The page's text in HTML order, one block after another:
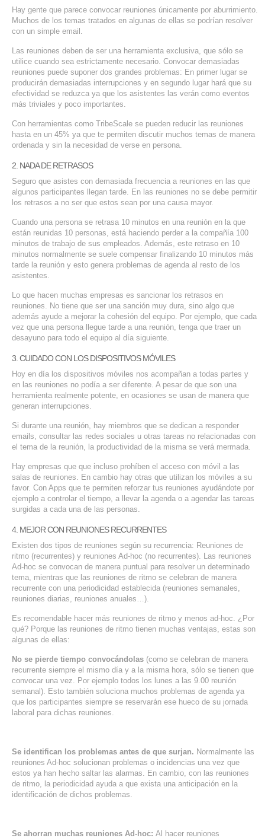
EMAIL MARKETING
SERVICIOS DE TI
ASESORÍA TECNOLÓGICA
TRANSFORMACIÓN DIGITAL
PORTAFOLIO
BLOG
Hay gente que parece convocar reuniones únicamente por aburrimiento.
Muchos de los temas tratados en algunas de ellas se podrían resolver
con un simple email.
Las reuniones deben de ser una herramienta exclusiva, que sólo se
utilice cuando sea estrictamente necesario. Convocar demasiadas
reuniones puede suponer dos grandes problemas: En primer lugar se
producirán demasiadas interrupciones y en segundo lugar hará que su
efectividad se reduzca ya que los asistentes las verán como eventos
más triviales y poco importantes.
Con herramientas como TribeScale se pueden reducir las reuniones
hasta en un 45% ya que te permiten discutir muchos temas de manera
ordenada y sin la necesidad de verse en persona.
2. NADA DE RETRASOS
Seguro que asistes con demasiada frecuencia a reuniones en las que
algunos participantes llegan tarde. En las reuniones no se debe permitir
los retrasos a no ser que estos sean por una causa mayor.
Cuando una persona se retrasa 10 minutos en una reunión en la que
están reunidas 10 personas, está haciendo perder a la compañía 100
minutos de trabajo de sus empleados. Además, este retraso en 10
minutos normalmente se suele compensar finalizando 10 minutos más
tarde la reunión y esto genera problemas de agenda al resto de los
asistentes.
Lo que hacen muchas empresas es sancionar los retrasos en
reuniones. No tiene que ser una sanción muy dura, sino algo que
además ayude a mejorar la cohesión del equipo. Por ejemplo, que cada
vez que una persona llegue tarde a una reunión, tenga que traer un
desayuno para todo el equipo al día siguiente.
3. CUIDADO CON LOS DISPOSITIVOS MÓVILES
Hoy en día los dispositivos móviles nos acompañan a todas partes y
en las reuniones no podía a ser diferente. A pesar de que son una
herramienta realmente potente, en ocasiones se usan de manera que
generan interrupciones.
Si durante una reunión, hay miembros que se dedican a responder
emails, consultar las redes sociales u otras tareas no relacionadas con
el tema de la reunión, la productividad de la misma se verá mermada.
Hay empresas que que incluso prohíben el acceso con móvil a las
salas de reuniones. En cambio hay otras que utilizan los móviles a su
favor. Con Apps que te permiten reforzar tus reuniones ayudándote por
ejemplo a controlar el tiempo, a llevar la agenda o a agendar las tareas
surgidas a cada una de las personas.
4. MEJOR CON REUNIONES RECURRENTES
Existen dos tipos de reuniones según su recurrencia: Reuniones de
ritmo (recurrentes) y reuniones Ad-hoc (no recurrentes). Las reuniones
Ad-hoc se convocan de manera puntual para resolver un determinado
tema, mientras que las reuniones de ritmo se celebran de manera
recurrente con una periodicidad establecida (reuniones semanales,
reuniones diarias, reuniones anuales…).
Es recomendable hacer más reuniones de ritmo y menos ad-hoc. ¿Por
qué? Porque las reuniones de ritmo tienen muchas ventajas, estas son
algunas de ellas:
No se pierde tiempo convocándolas (como se celebran de manera
recurrente siempre el mismo día y a la misma hora, sólo se tienen que
convocar una vez. Por ejemplo todos los lunes a las 9.00 reunión
semanal). Esto también soluciona muchos problemas de agenda ya
que los participantes siempre se reservarán ese hueco de su jornada
laboral para dichas reuniones.
Se identifican los problemas antes de que surjan. Normalmente las
reuniones Ad-hoc solucionan problemas o incidencias una vez que
estos ya han hecho saltar las alarmas. En cambio, con las reuniones
de ritmo, la periodicidad ayuda a que exista una anticipación en la
identificación de dichos problemas.
Se ahorran muchas reuniones Ad-hoc: Al hacer reuniones